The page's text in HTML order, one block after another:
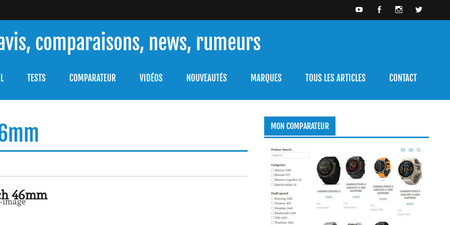
comparaisons, news, rumeurs
TESTS COMPARATEUR VIDÉOS NOUVEAUTÉS MARQUES TOUS LES ARTICLES CONTACT
46mm
MON COMPARATEUR